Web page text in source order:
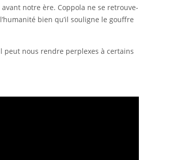
notre ère. Coppola ne se retrouve-
bien qu’il souligne le gouffre
peut nous rendre perplexes à certains